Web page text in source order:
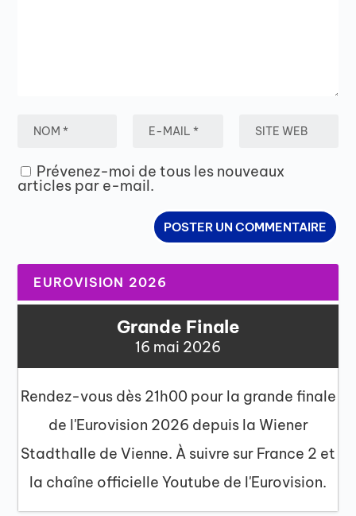
Prévenez-moi de tous les nouveaux
articles par e-mail.
EUROVISION 2026
Grande Finale
16 mai 2026
Rendez-vous dès 21h00 pour la grande finale
de l'Eurovision 2026 depuis la Wiener
Stadthalle de Vienne. À suivre sur France 2 et
la chaîne officielle Youtube de l'Eurovision.